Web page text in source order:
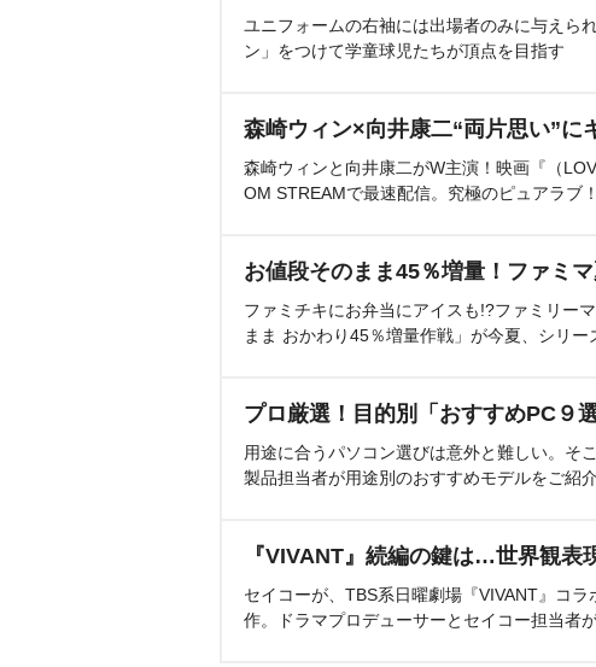
ユニフォームの右袖には出場者のみに与えら
ン」をつけて学童球児たちが頂点を目指す
森崎ウィン×向井康二“両片思い”に
森崎ウィンと向井康二がW主演！映画『（
OM STREAMで最速配信。究極のピュアラブ！
お値段そのまま45％増量！ファミ
ファミチキにお弁当にアイスも!?ファミリー
まま おかわり45％増量作戦」が今夏、シリー
プロ厳選！目的別「おすすめPC９
用途に合うパソコン選びは意外と難しい。そ
製品担当者が用途別のおすすめモデルをご紹介
『VIVANT』続編の鍵は…世界観表
セイコーが、TBS系日曜劇場『VIVANT』コ
作。ドラマプロデューサーとセイコー担当者